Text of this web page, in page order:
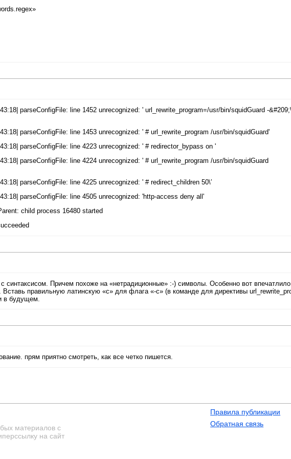
parseConfigFile: line 1452 unrecognized: ' url_rewrite_program=/usr/bin/squidGuard -
parseConfigFile: line 1453 unrecognized: ' # url_rewrite_program /usr/bin/squidGuard'
parseConfigFile: line 4223 unrecognized: ' # redirector_bypass on '
parseConfigFile: line 4224 unrecognized: ' # url_rewrite_program /usr/bin/squidGuard
parseConfigFile: line 4225 unrecognized: ' # redirect_children 50\′
parseConfigFile: line 4505 unrecognized: 'http-access deny all'
child process 16480 started
синтаксисом. Причем похоже на «нетрадиционные» :-) символы. Особенно вот
правильную латинскую «c» для флага «-c» (в команде для директивы
в будущем.
прям приятно смотреть, как все четко пишется.
материалов с
на сайт
Правила публикации
Обратная связь